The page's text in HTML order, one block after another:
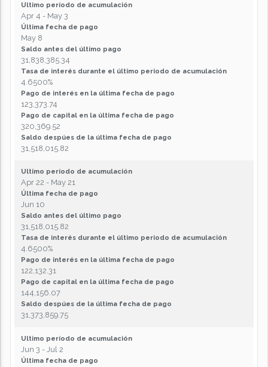
Ultimo período de acumulación
Apr 4 - May 3
Última fecha de pago
May 8
Saldo antes del último pago
31,838,385.34
Tasa de interés durante el último periodo de acumulación
4.6500%
Pago de interés en la última fecha de pago
123,373.74
Pago de capital en la última fecha de pago
320,369.52
Saldo despúes de la última fecha de pago
31,518,015.82
Ultimo período de acumulación
Apr 22 - May 21
Última fecha de pago
Jun 10
Saldo antes del último pago
31,518,015.82
Tasa de interés durante el último periodo de acumulación
4.6500%
Pago de interés en la última fecha de pago
122,132.31
Pago de capital en la última fecha de pago
144,156.07
Saldo despúes de la última fecha de pago
31,373,859.75
Ultimo período de acumulación
Jun 3 - Jul 2
Última fecha de pago